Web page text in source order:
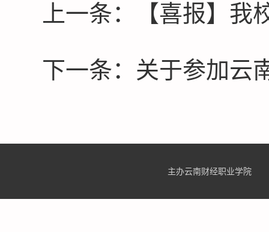
上一条：【喜报】我
下一条：关于参加云
主办云南财经职业学院